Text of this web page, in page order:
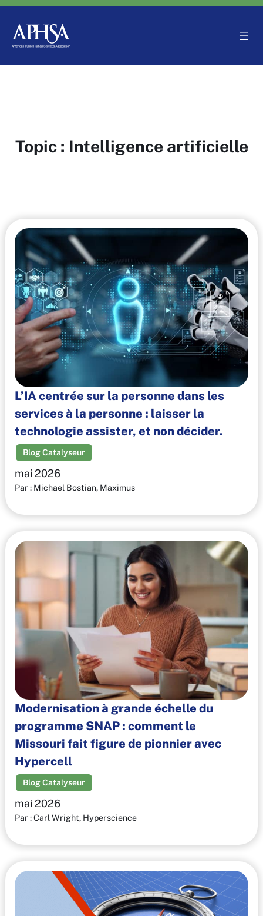
Aller
contenu
Topic : Intelligence artificielle
L’IA centrée sur la personne dans les
services à la personne : laisser la
technologie assister, et non décider.
Blog Catalyseur
mai 2026
Par : Michael Bostian, Maximus
Modernisation à grande échelle du
programme SNAP : comment le
Missouri fait figure de pionnier avec
Hypercell
Blog Catalyseur
mai 2026
Par : Carl Wright, Hyperscience